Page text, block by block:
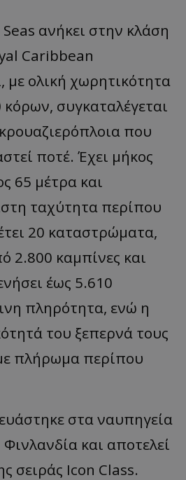
ανήκει στην κλάση
Caribbean
ολική χωρητικότητα
συγκαταλέγεται
που
ποτέ. Έχει μήκος
65 μέτρα και
ταχύτητα περίπου
20 καταστρώματα,
2.800 καμπίνες και
έως 5.610
πληρότητα, ενώ η
του ξεπερνά τους
πλήρωμα περίπου
στα ναυπηγεία
και αποτελεί
σειράς Icon Class.